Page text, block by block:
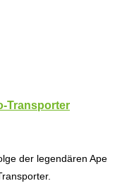
Transporter
der legendären Ape